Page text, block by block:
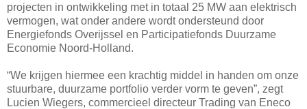
projecten in ontwikkeling met in totaal 25 MW aan elektrisch
vermogen, wat onder andere wordt ondersteund door
Energiefonds Overijssel en Participatiefonds Duurzame
Economie Noord-Holland.
“We krijgen hiermee een krachtig middel in handen om onze
stuurbare, duurzame portfolio verder vorm te geven”, zegt
Lucien Wiegers, commercieel directeur Trading van Eneco